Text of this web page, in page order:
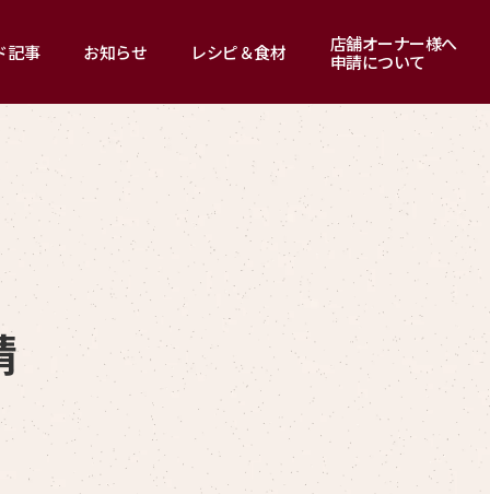
記事 お知らせ レシピ＆食材
店舗オーナー様へ
申請について